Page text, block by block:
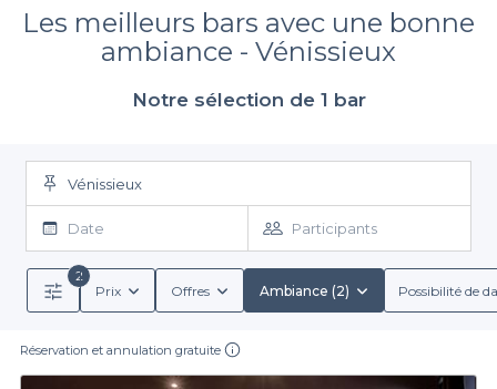
Les meilleurs bars avec une bonne
ambiance - Vénissieux
Notre sélection de 1 bar
Vénissieux
Date Participants
2
Prix
Offres Ambiance (2) Possibilité de
Réservation et annulation gratuite